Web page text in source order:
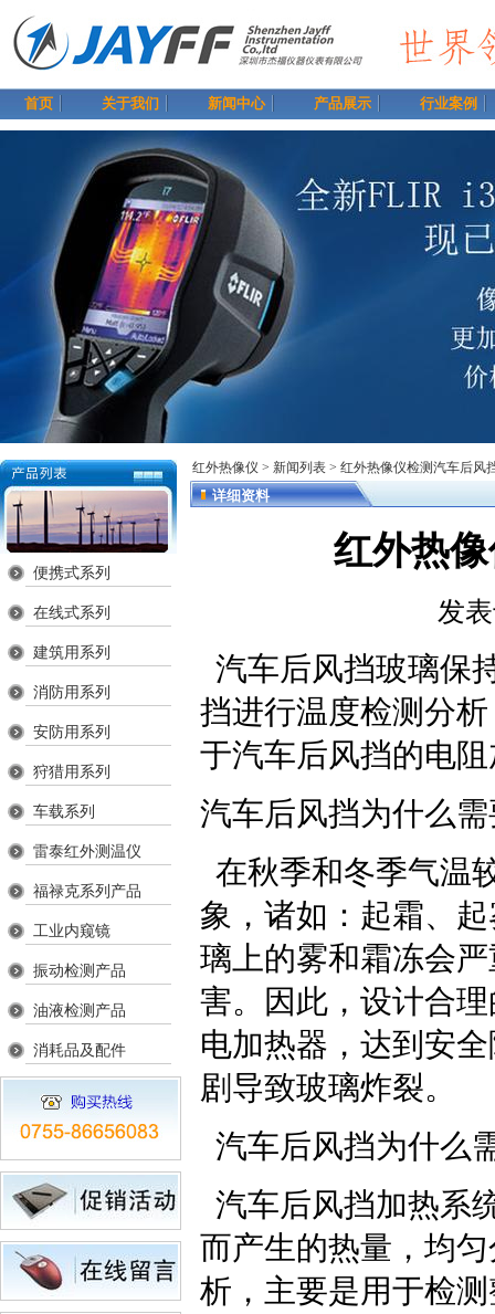
首页 关于我们 新闻中心 产品展示 行业案例
便携式系列
在线式系列
建筑用系列
消防用系列
安防用系列
狩猎用系列
车载系列
雷泰红外测温仪
福禄克系列产品
工业内窥镜
振动检测产品
油液检测产品
消耗品及配件
红外热像仪 > 新闻列表 > 红外热像仪检测汽车后风
详细资料
红外热
发
汽车后风挡玻璃保
挡进行温度检测分
于汽车后风挡的电
汽车后风挡为什么
在秋季和冬季气温
象，诸如：起霜、
璃上的雾和霜冻会
害。因此，设计合
电加热器，达到安
剧导致玻璃炸裂。
汽车后风挡为什么
汽车后风挡加热系
而产生的热量，均
析，主要是用于检